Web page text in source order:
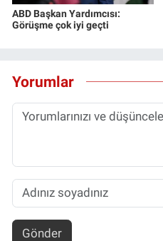
ABD Başkan Yardımcısı:
Görüşme çok iyi geçti
Yorumlar
Gönder